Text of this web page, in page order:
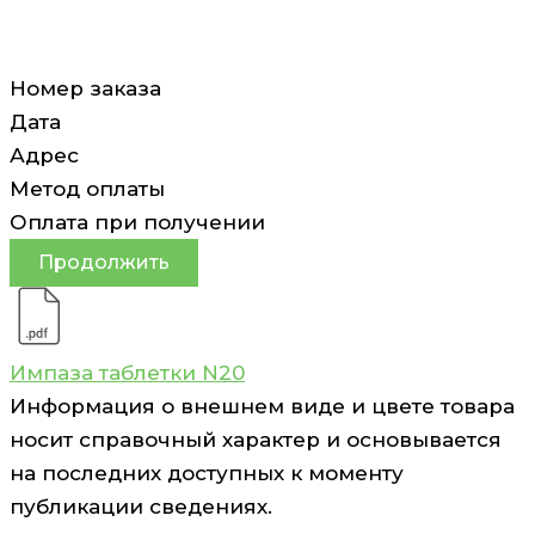
Номер заказа
Дата
Адрес
Метод оплаты
Оплата при получении
Продолжить
Импаза таблетки N20
Информация о внешнем виде и цвете товара
носит справочный характер и основывается
на последних доступных к моменту
публикации сведениях.